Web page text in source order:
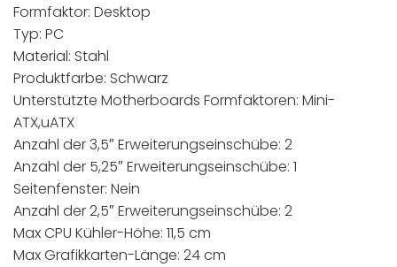
Formfaktor: Desktop
Typ: PC
Material: Stahl
Produktfarbe: Schwarz
Unterstützte Motherboards Formfaktoren: Mini-
ATX,uATX
Anzahl der 3,5″ Erweiterungseinschübe: 2
Anzahl der 5,25″ Erweiterungseinschübe: 1
Seitenfenster: Nein
Anzahl der 2,5″ Erweiterungseinschübe: 2
Max CPU Kühler-Höhe: 11,5 cm
Max Grafikkarten-Länge: 24 cm